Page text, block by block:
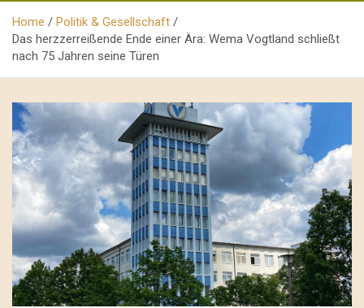
Home
Politik & Gesellschaft
Das herzzerreißende Ende einer Ära: Wema Vogtland schließt
nach 75 Jahren seine Türen